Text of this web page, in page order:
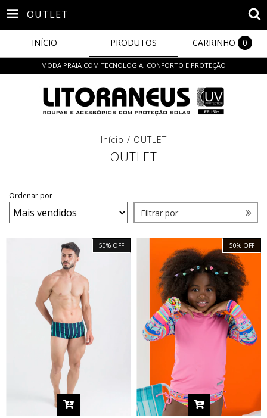
OUTLET
INÍCIO PRODUTOS CARRINHO 0
MODA PRAIA COM TECNOLOGIA, CONFORTO E PROTEÇÃO
Início / OUTLET
OUTLET
Ordenar por
Filtrar por
50% OFF 50% OFF